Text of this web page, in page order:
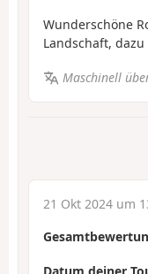
Wunderschöne
Landschaft,
Maschinell
21 Okt 2024 um